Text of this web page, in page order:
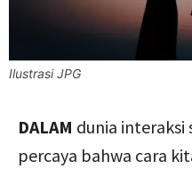
Ilustrasi JPG
DALAM dunia interaksi
percaya bahwa cara